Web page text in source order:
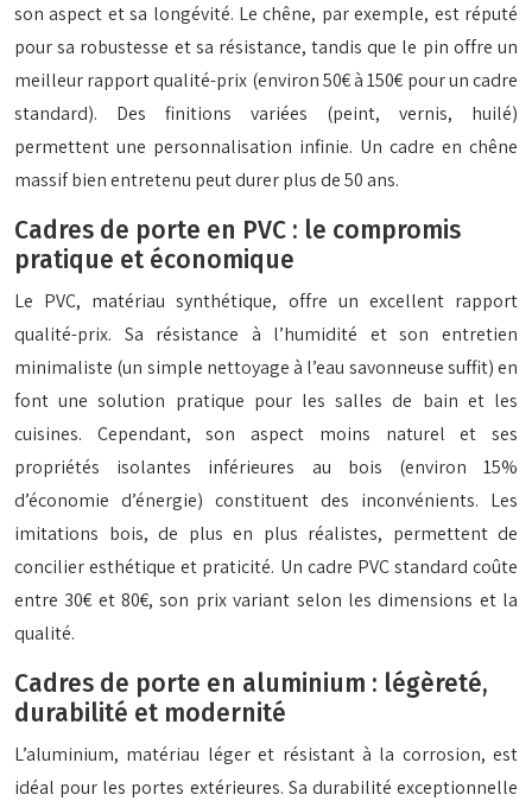
son aspect et sa longévité. Le chêne, par exemple, est réputé
pour sa robustesse et sa résistance, tandis que le pin offre un
meilleur rapport qualité-prix (environ 50€ à 150€ pour un cadre
standard). Des finitions variées (peint, vernis, huilé)
permettent une personnalisation infinie. Un cadre en chêne
massif bien entretenu peut durer plus de 50 ans.
Cadres de porte en PVC : le compromis
pratique et économique
Le PVC, matériau synthétique, offre un excellent rapport
qualité-prix. Sa résistance à l’humidité et son entretien
minimaliste (un simple nettoyage à l’eau savonneuse suffit) en
font une solution pratique pour les salles de bain et les
cuisines. Cependant, son aspect moins naturel et ses
propriétés isolantes inférieures au bois (environ 15%
d’économie d’énergie) constituent des inconvénients. Les
imitations bois, de plus en plus réalistes, permettent de
concilier esthétique et praticité. Un cadre PVC standard coûte
entre 30€ et 80€, son prix variant selon les dimensions et la
qualité.
Cadres de porte en aluminium : légèreté,
durabilité et modernité
L’aluminium, matériau léger et résistant à la corrosion, est
idéal pour les portes extérieures. Sa durabilité exceptionnelle